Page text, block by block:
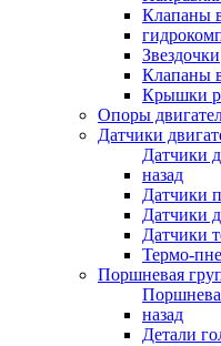
Клапаны
Звездочки
Клапаны
Крышки
Опоры
Датчики
Датчики
назад
Датчики
Датчики
Датчики
Термо-
Поршневая
назад
Детали